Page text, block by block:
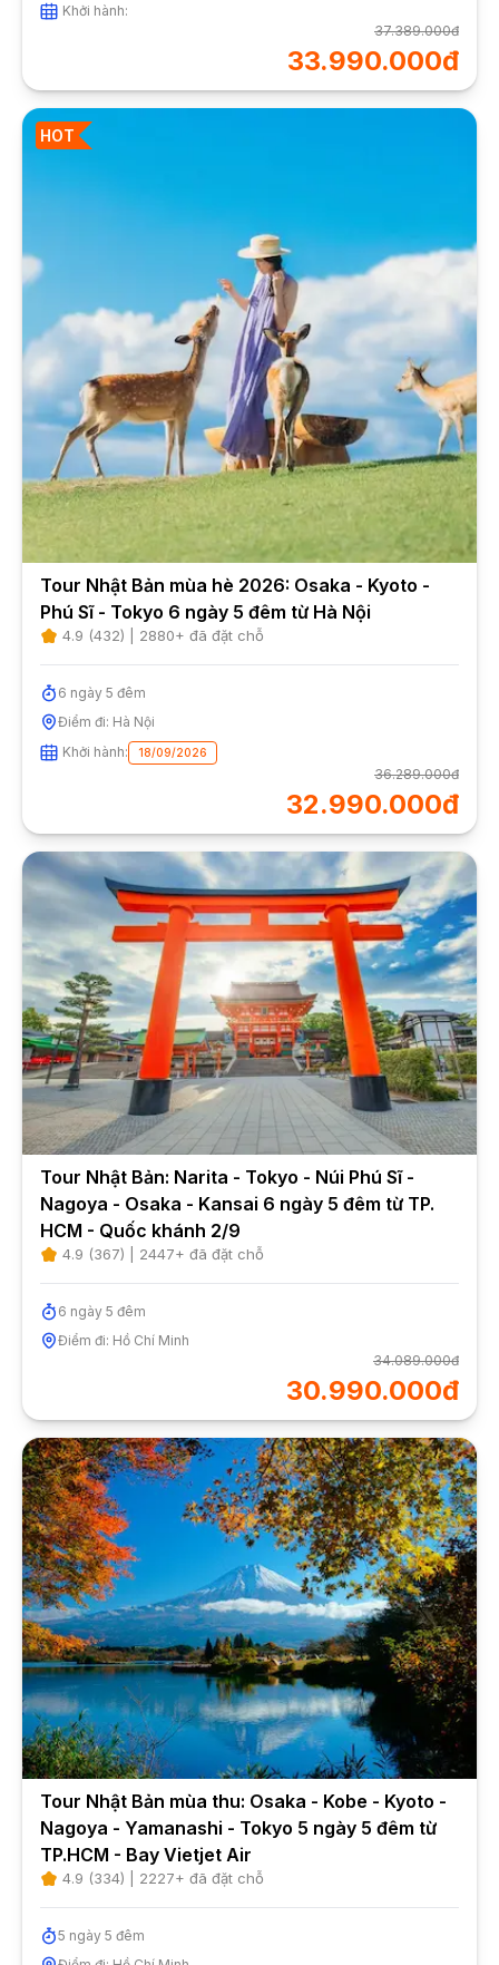
Khởi hành:
37.389.000đ
33.990.000đ
HOT
Tour Nhật Bản mùa hè 2026: Osaka - Kyoto -
Phú Sĩ - Tokyo 6 ngày 5 đêm từ Hà Nội
4.9 (432) | 2880+ đã đặt chỗ
6 ngày 5 đêm
Điểm đi: Hà Nội
Khởi hành:
18/09/2026
36.289.000đ
32.990.000đ
Tour Nhật Bản: Narita - Tokyo - Núi Phú Sĩ -
Nagoya - Osaka - Kansai 6 ngày 5 đêm từ TP.
HCM - Quốc khánh 2/9
4.9 (367) | 2447+ đã đặt chỗ
6 ngày 5 đêm
Điểm đi: Hồ Chí Minh
34.089.000đ
30.990.000đ
Tour Nhật Bản mùa thu: Osaka - Kobe - Kyoto -
Nagoya - Yamanashi - Tokyo 5 ngày 5 đêm từ
TP.HCM - Bay Vietjet Air
4.9 (334) | 2227+ đã đặt chỗ
5 ngày 5 đêm